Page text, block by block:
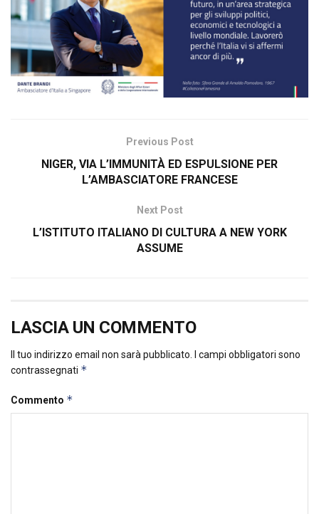
Previous Post
NIGER, VIA L’IMMUNITÀ ED ESPULSIONE PER
L’AMBASCIATORE FRANCESE
Next Post
L’ISTITUTO ITALIANO DI CULTURA A NEW YORK
ASSUME
LASCIA UN COMMENTO
Il tuo indirizzo email non sarà pubblicato.
I campi obbligatori sono
contrassegnati *
Commento *